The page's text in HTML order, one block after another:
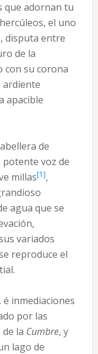
que adornan tu
el uno
disputa entre
de la
con su corona
ardiente
apacible
de
potente voz de
millas[1],
agua que se
variados
reproduce el
é inmediaciones
por las
la Cumbre, y
lago de